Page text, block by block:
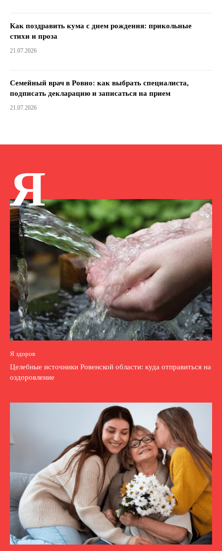
Как поздравить кума с днем ​​рождения: прикольные
стихи и проза
21.07.2026
Семейный врач в Ровно: как выбрать специалиста,
подписать декларацию и записаться на прием
21.07.2026
Я
Я здоров
Целебные источники Ровенской области: куда отправиться на
оздоровление